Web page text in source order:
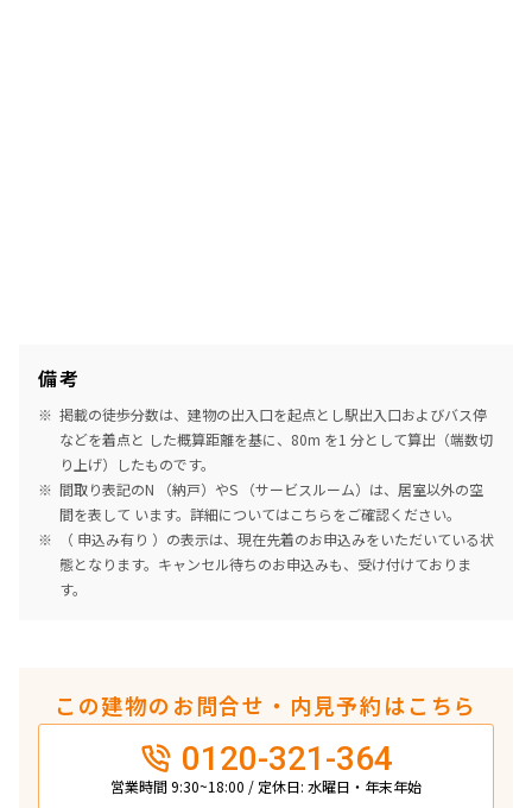
備考
掲載の徒歩分数は、建物の出入口を起点とし駅出入口およびバス停
などを着点と した概算距離を基に、80m を1 分として算出（端数切
り上げ）したものです。
間取り表記のN （納戸）やS （サービスルーム）は、居室以外の空
間を表して います。詳細についてはこちらをご確認ください。
（ 申込み有り ）の表示は、現在先着のお申込みをいただいている状
態となります。キャンセル待ちのお申込みも、受け付けておりま
す。
この建物のお問合せ・内見予約はこちら
0120-321-364
営業時間 9:30~18:00 / 定休日: 水曜日・年末年始